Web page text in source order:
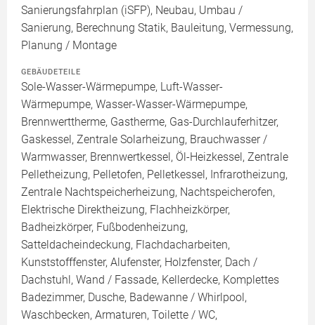
Sanierungsfahrplan (iSFP), Neubau, Umbau /
Sanierung, Berechnung Statik, Bauleitung, Vermessung,
Planung / Montage
GEBÄUDETEILE
Sole-Wasser-Wärmepumpe, Luft-Wasser-
Wärmepumpe, Wasser-Wasser-Wärmepumpe,
Brennwerttherme, Gastherme, Gas-Durchlauferhitzer,
Gaskessel, Zentrale Solarheizung, Brauchwasser /
Warmwasser, Brennwertkessel, Öl-Heizkessel, Zentrale
Pelletheizung, Pelletofen, Pelletkessel, Infrarotheizung,
Zentrale Nachtspeicherheizung, Nachtspeicherofen,
Elektrische Direktheizung, Flachheizkörper,
Badheizkörper, Fußbodenheizung,
Satteldacheindeckung, Flachdacharbeiten,
Kunststofffenster, Alufenster, Holzfenster, Dach /
Dachstuhl, Wand / Fassade, Kellerdecke, Komplettes
Badezimmer, Dusche, Badewanne / Whirlpool,
Waschbecken, Armaturen, Toilette / WC,